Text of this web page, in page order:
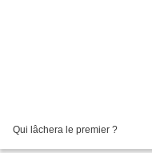
Qui lâchera le premier ?